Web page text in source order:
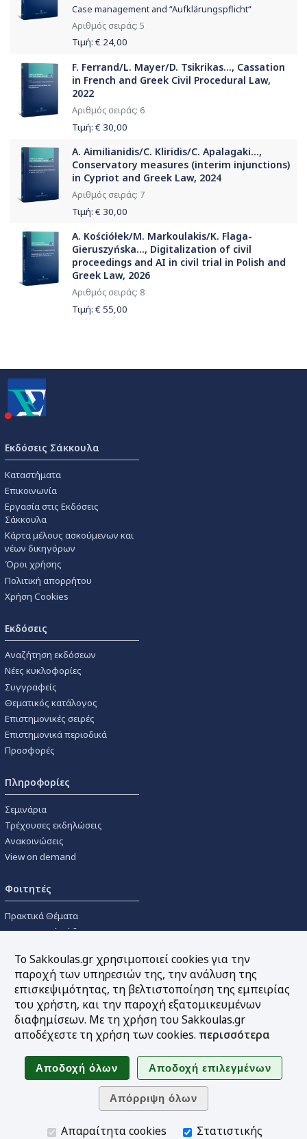
Case management and “Aufklärungspflicht“
Αριθμός σειράς: 5
Τιμή: € 24,00
F. Ferrand/L. Mayer/D. Tsikrikas..., Cassation
in French and Greek Civil Procedural Law,
2022
Αριθμός σειράς: 6
Τιμή: € 30,00
A. Aimilianidis/C. Kliridis/C. Apalagaki...,
Conservatory measures (interim injunctions)
in Cypriot and Greek Law, 2024
Αριθμός σειράς: 7
Τιμή: € 30,00
A. Kościółek/M. Markoulakis/K. Flaga-
Gieruszyńska..., Digitalization of civil
proceedings and AI in civil trial in Polish and
Greek Law, 2026
Αριθμός σειράς: 8
Τιμή: € 55,00
Εκδόσεις Σάκκουλα
Καταστήματα
Επικοινωνία
Εργασία στις Εκδόσεις
Σάκκουλα
Κάρτα μέλους ασκούμενων και
νέων δικηγόρων
Όροι χρήσης
Πολιτική απορρήτου
Χρήση Cookies
Εκδόσεις
Αναζήτηση εκδόσεων
Νέες κυκλοφορίες
Συγγραφείς
Θεματικός κατάλογος
Επιστημονικές σειρές
Επιστημονικά περιοδικά
Προσφορές
Πληροφορίες
Σεμινάρια
Τρέχουσες εκδηλώσεις
Ανακοινώσεις
View on demand
Φοιτητές
Πρακτικά Θέματα
Οικονομικοί Κώδικες
Συγγραμμάτων
Εργαλεία
Online υπολογισμός τόκων
Υπηρεσία Ηλεκτρονικής
Sitemap
Ακολουθήστε μας
Το Sakkoulas.gr χρησιμοποιεί cookies για την
παροχή των υπηρεσιών της, την ανάλυση της
επισκεψιμότητας, τη βελτιστοποίηση της εμπειρίας
του χρήστη, και την παροχή εξατομικευμένων
διαφημίσεων. Με τη χρήση του Sakkoulas.gr
αποδέχεστε τη χρήση των cookies. περισσότερα
Απαραίτητα cookies
Στατιστικής